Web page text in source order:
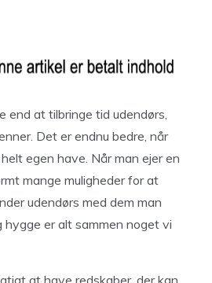
end at tilbringe tid udendørs,
Det er endnu bedre, når
egen have. Når man ejer en
mange muligheder for at
udendørs med dem man
er alt sammen noget vi
at have redskaber, der kan